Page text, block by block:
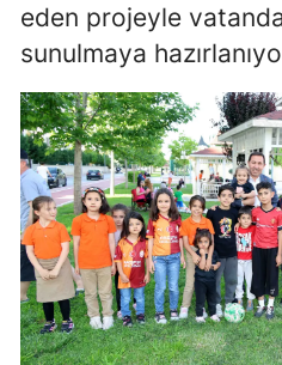
eden projeyle
sunulmaya